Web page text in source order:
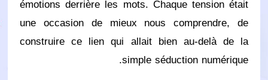
émotions derrière les mots. Chaque tension était
une occasion de mieux nous comprendre, de
construire ce lien qui allait bien au-delà de la
simple séduction numérique.